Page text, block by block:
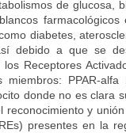
de glucosa,
diabetes,
debido a que se
los Receptores
miembros: PPAR-
donde no es clara
reconocimiento y
presentes en la